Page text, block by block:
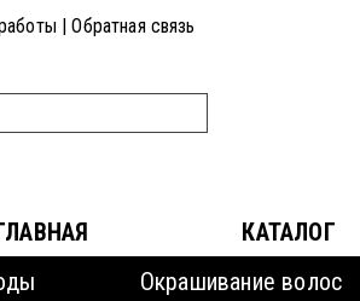
|Обратная связь
КАТАЛОГ
Окрашивание волос